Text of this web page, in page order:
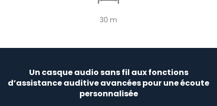
30 m
Un casque audio sans fil aux fonctions
d’assistance auditive avancées pour une écoute
personnalisée